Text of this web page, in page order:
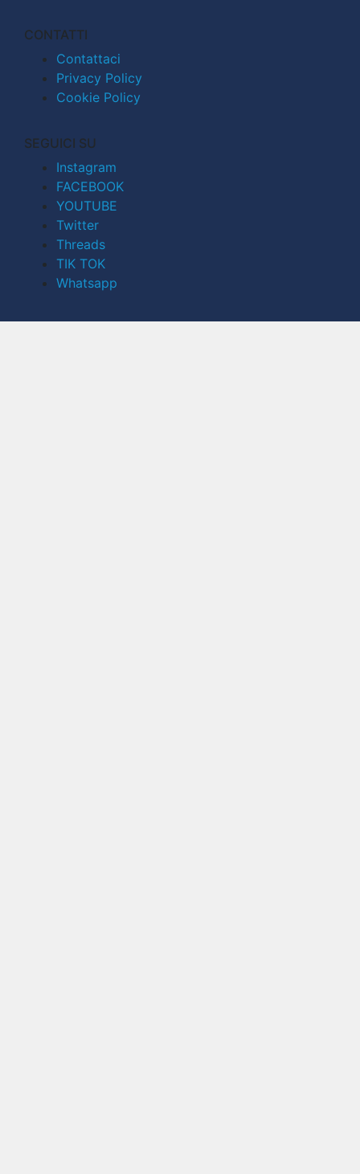
CONTATTI
Contattaci
Privacy Policy
Cookie Policy
SEGUICI SU
Instagram
FACEBOOK
YOUTUBE
Twitter
Threads
TIK TOK
Whatsapp